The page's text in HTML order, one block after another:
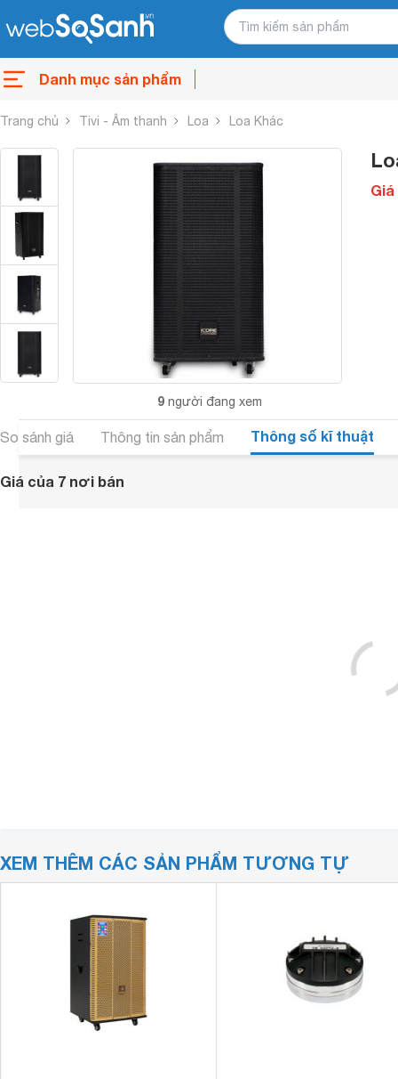
Danh mục sản phẩm
Trang chủ Tivi - Âm thanh Loa Loa Khác
9 người đang xem
Giá
So sánh giá Thông tin sản phẩm Thông số kĩ thuật
Giá của 7 nơi bán
XEM THÊM CÁC SẢN PHẨM TƯƠNG TỰ